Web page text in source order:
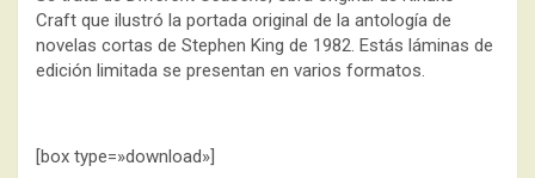
Craft que ilustró la portada original de la antología de
novelas cortas de Stephen King de 1982. Estás láminas de
edición limitada se presentan en varios formatos.
[box type=»download»]